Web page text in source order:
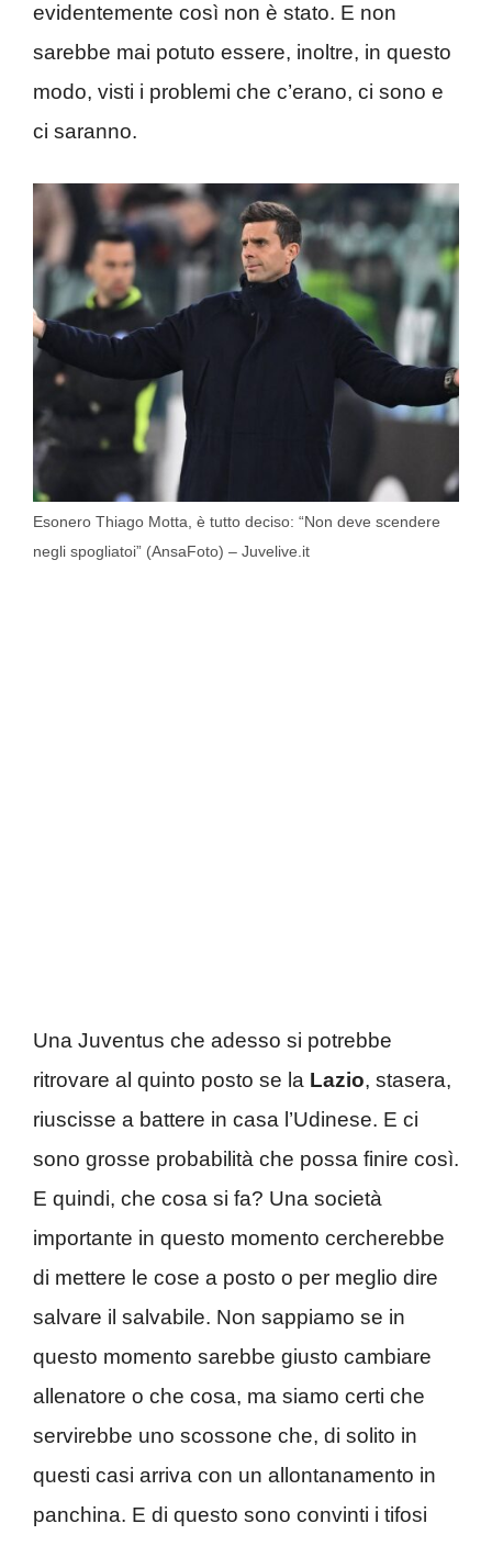
evidentemente così non è stato. E non
sarebbe mai potuto essere, inoltre, in questo
modo, visti i problemi che c’erano, ci sono e
ci saranno.
Esonero Thiago Motta, è tutto deciso: “Non deve scendere
negli spogliatoi” (AnsaFoto) – Juvelive.it
Una Juventus che adesso si potrebbe
ritrovare al quinto posto se la Lazio, stasera,
riuscisse a battere in casa l’Udinese. E ci
sono grosse probabilità che possa finire così.
E quindi, che cosa si fa? Una società
importante in questo momento cercherebbe
di mettere le cose a posto o per meglio dire
salvare il salvabile. Non sappiamo se in
questo momento sarebbe giusto cambiare
allenatore o che cosa, ma siamo certi che
servirebbe uno scossone che, di solito in
questi casi arriva con un allontanamento in
panchina. E di questo sono convinti i tifosi